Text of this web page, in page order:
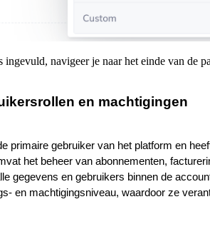
ingevuld, navigeer je naar het einde van de
en machtigingen
primaire gebruiker van het platform en
het beheer van abonnementen,
gegevens en gebruikers binnen de
en machtigingsniveau, waardoor ze